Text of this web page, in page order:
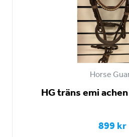
Horse
HG träns emi
899 kr